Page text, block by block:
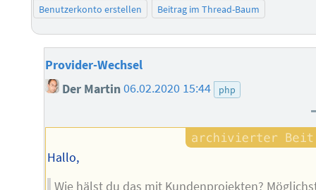
Benutzerkonto erstellen
Beitrag im Thread-Baum
Provider-Wechsel
Der Martin06.02.2020 15:44 php
Hallo,
Wie hälst du das mit Kundenprojekten?